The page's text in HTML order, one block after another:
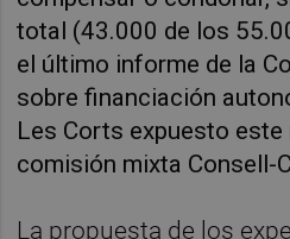
total (43.000 de los
el último informe de la
sobre financiación
Les Corts expuesto este
comisión mixta Consell-
La propuesta de los